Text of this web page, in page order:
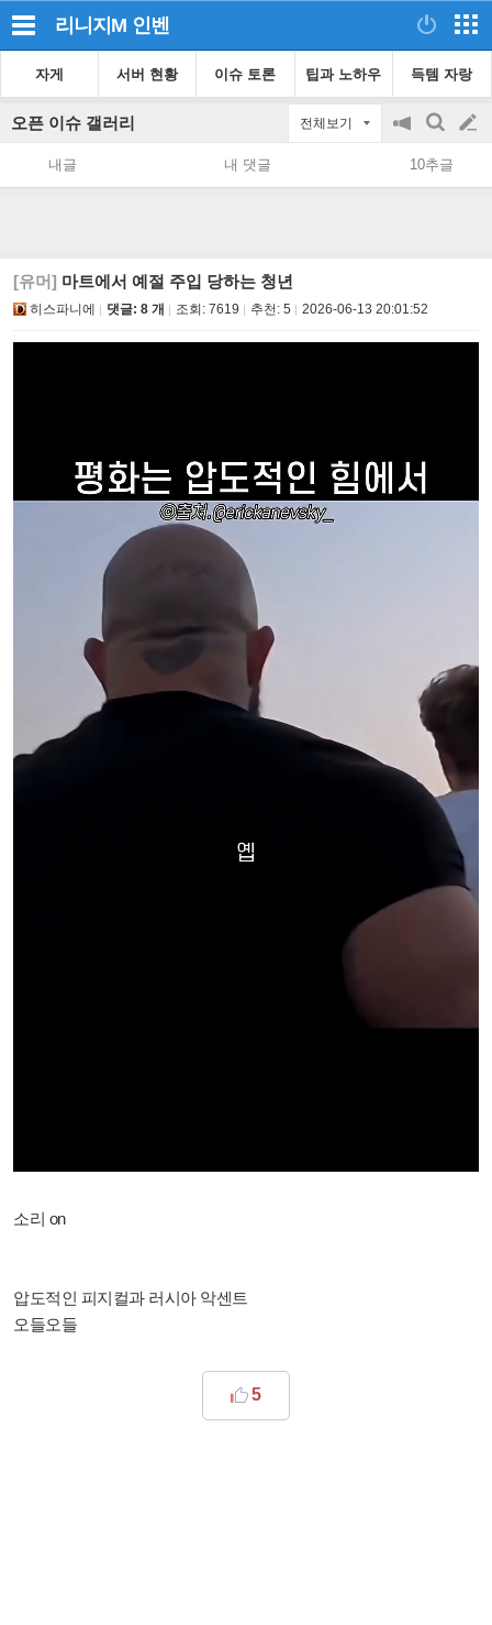
리니지M 인벤
자게 서버 현황 이슈 토론 팁과 노하우 득템 자랑
오픈 이슈 갤러리 전체보기
공
지
on/off
검
색
글
쓰
내글 내 댓글 10추글
[유머] 마트에서 예절 주입 당하는 청년
히스파니에 댓글: 8 개 조회: 7619 추천: 5 2026-06-13 20:01:52
소리 on
​압도적인 피지컬과 러시아 악센트
오들오들
5